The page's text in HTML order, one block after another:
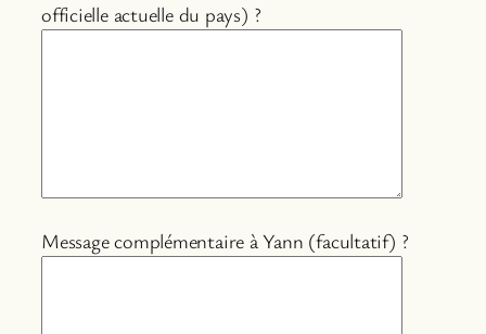
officielle actuelle du pays) ?
Message complémentaire à Yann (facultatif) ?